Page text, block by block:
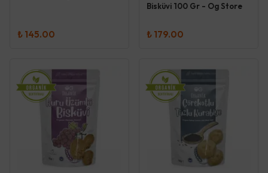
₺ 145.00
Bisküvi 100 Gr - Og Store
₺ 179.00